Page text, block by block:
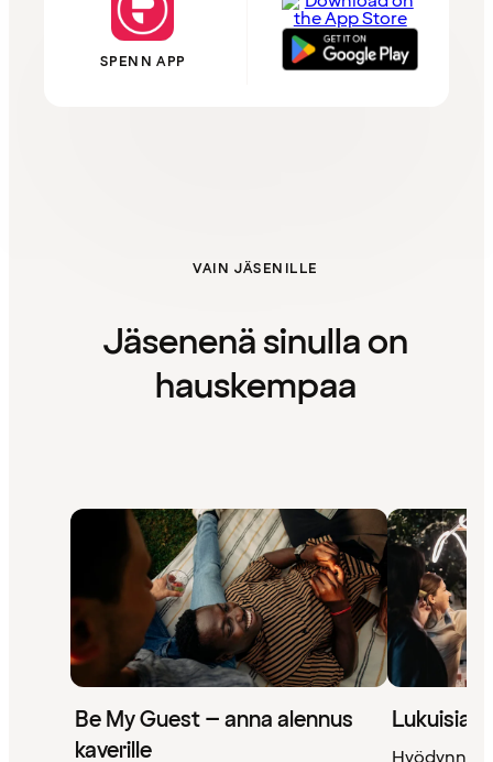
SPENN APP
VAIN JÄSENILLE
Jäsenenä sinulla on
hauskempaa
Be My Guest – anna alennus
kaverille
Lukuisia